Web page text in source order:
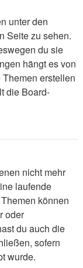
unter den
Seite zu sehen.
du sie
hängt es von
erstellen
die Board-
nicht mehr
laufende
können
oder
du auch die
sofern
wurde.